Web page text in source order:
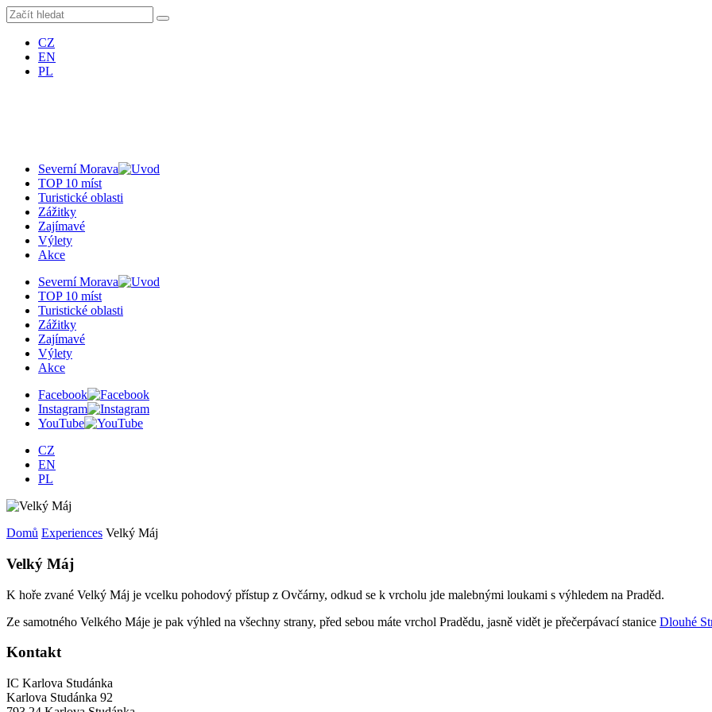
CZ
EN
PL
Severní Morava
TOP 10 míst
Turistické oblasti
Zážitky
Zajímavé
Výlety
Akce
Severní Morava
TOP 10 míst
Turistické oblasti
Zážitky
Zajímavé
Výlety
Akce
Facebook
Instagram
YouTube
CZ
EN
PL
Domů Experiences Velký Máj
Velký Máj
K hoře zvané Velký Máj je vcelku pohodový přístup z Ovčárny, odkud se k vrcholu jde malebnými loukami s výhledem na Praděd.
Ze samotného Velkého Máje je pak výhled na všechny strany, před sebou máte vrchol Pradědu, jasně vidět je přečerpávací stanice Dlouhé
Kontakt
IC Karlova Studánka
Karlova Studánka 92